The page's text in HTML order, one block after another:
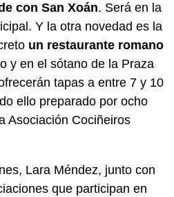
con San Xoán. Será en la
Y la otra novedad es la
un restaurante romano
y en el sótano de la Praza
tapas a entre 7 y 10
ello preparado por ocho
Asociación Cociñeiros
Lara Méndez, junto con
que participan en